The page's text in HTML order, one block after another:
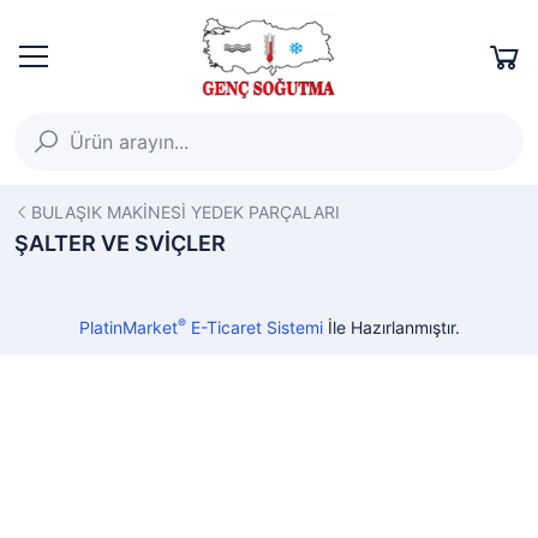
BULAŞIK MAKİNESİ YEDEK PARÇALARI
ŞALTER VE SVİÇLER
PlatinMarket®E-Ticaret Sistemiİle Hazırlanmıştır.